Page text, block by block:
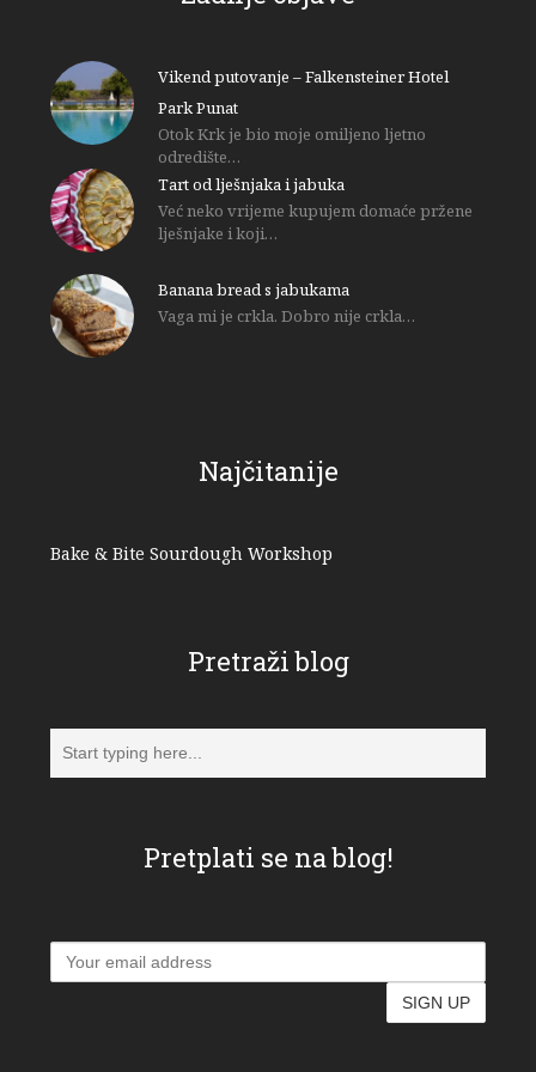
Vikend putovanje – Falkensteiner Hotel
Park Punat
Otok Krk je bio moje omiljeno ljetno
odredište…
Tart od lješnjaka i jabuka
Već neko vrijeme kupujem domaće pržene
lješnjake i koji…
Banana bread s jabukama
Vaga mi je crkla. Dobro nije crkla…
Najčitanije
Bake & Bite Sourdough Workshop
Pretraži blog
Pretplati se na blog!